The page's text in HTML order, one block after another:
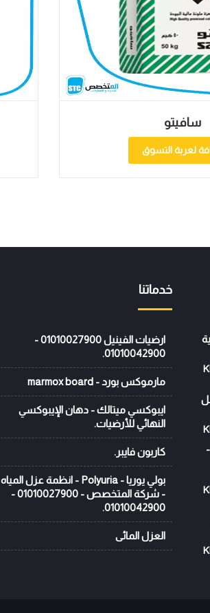
خدماتنا
ارضيات الفينيل 01010027900 -
01010042900.
مارموكس بورد - marmox board
ايبوكسي ميتالك - دهان الإيبوكسي
النهائي للأرضيات.
كاربون فايبر.
بولي يوريا - Polyuria - انظمة عزل المياه
- شركة المتخصص - 01010027900 -
01010042900.
العزل المائى